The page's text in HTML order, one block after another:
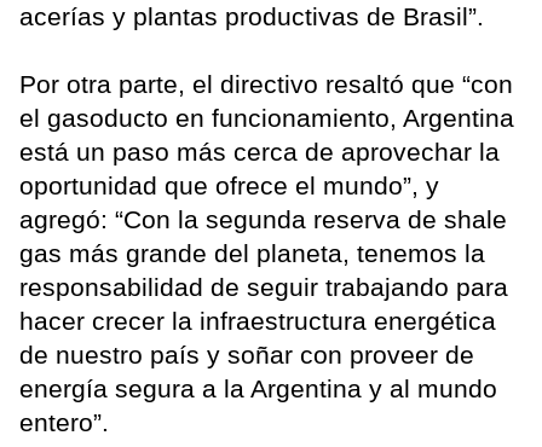
acerías y plantas productivas de Brasil”.
Por otra parte, el directivo resaltó que “con
el gasoducto en funcionamiento, Argentina
está un paso más cerca de aprovechar la
oportunidad que ofrece el mundo”, y
agregó: “Con la segunda reserva de shale
gas más grande del planeta, tenemos la
responsabilidad de seguir trabajando para
hacer crecer la infraestructura energética
de nuestro país y soñar con proveer de
energía segura a la Argentina y al mundo
entero”.